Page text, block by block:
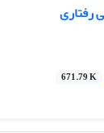
رفتاری
671.79 K